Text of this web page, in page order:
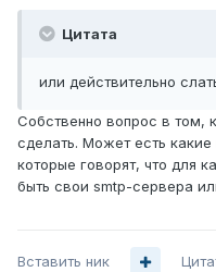
Цитата
или действительно
Собственно вопрос в том,
сделать. Может есть
которые говорят, что для
быть свои smtp-сервера
Вставить ник